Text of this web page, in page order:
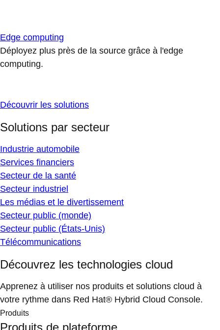
Edge computing
Déployez plus près de la source grâce à l'edge
computing.
Découvrir les solutions
Solutions par secteur
Industrie automobile
Services financiers
Secteur de la santé
Secteur industriel
Les médias et le divertissement
Secteur public (monde)
Secteur public (États-Unis)
Télécommunications
Découvrez les technologies cloud
Apprenez à utiliser nos produits et solutions cloud à
votre rythme dans Red Hat® Hybrid Cloud Console.
Produits
Produits de plateforme